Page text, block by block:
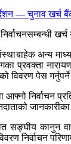
संस्थाबाहेक अन्य
प्रवक्ता
विवरण पेस
आफ्नो निर्वाचन
सङ्घीय कानुन
निर्वाचन